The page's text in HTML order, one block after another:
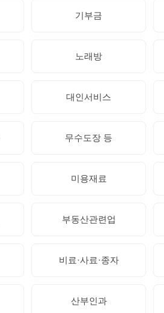
기부금
노래방
대인서비스
무수도장 등
미용재료
부동산관련업
비료·사료·종자
산부인과